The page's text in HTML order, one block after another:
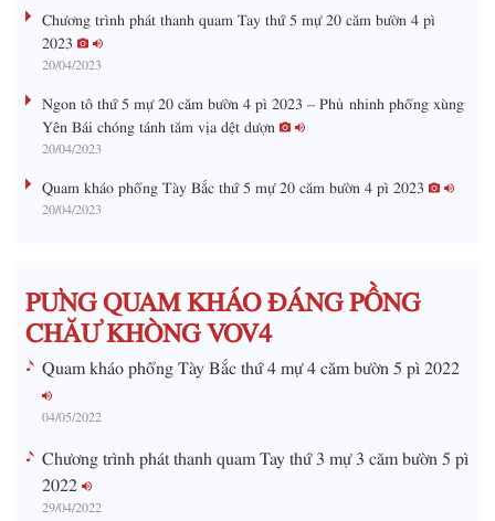
%
i
e
Chương trình phát thanh quam Tay thứ 5 mự 20 căm bườn 4 pì
2023
20/04/2023
Ngon tô thứ 5 mự 20 căm bườn 4 pì 2023 – Phủ nhinh phổng xùng
Yên Bái chóng tánh tăm vịa dệt dượn
20/04/2023
Quam kháo phổng Tày Bắc thứ 5 mự 20 căm bườn 4 pì 2023
20/04/2023
PƯNG QUAM KHÁO ĐÁNG PỒNG
CHĂƯ KHÒNG VOV4
Quam kháo phổng Tày Bắc thứ 4 mự 4 căm bườn 5 pì 2022
04/05/2022
Chương trình phát thanh quam Tay thứ 3 mự 3 căm bườn 5 pì
2022
29/04/2022